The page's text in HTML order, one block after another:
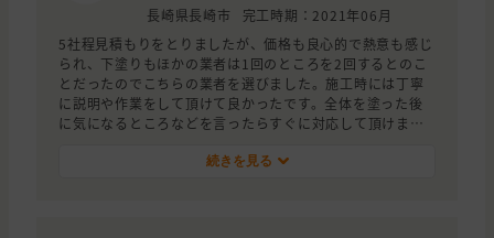
長崎県長崎市
完工時期：2021年06月
5社程見積もりをとりましたが、価格も良心的で熱意も感じ
られ、下塗りもほかの業者は1回のところを2回するとのこ
とだったのでこちらの業者を選びました。施工時には丁寧
に説明や作業をして頂けて良かったです。全体を塗った後
に気になるところなどを言ったらすぐに対応して頂けまし
続きを見る